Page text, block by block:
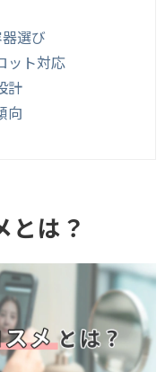
選び
ット対応
計
向
とは？